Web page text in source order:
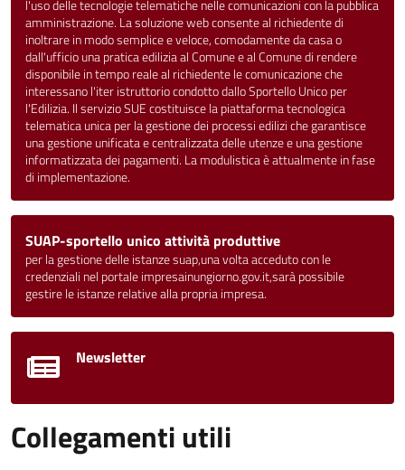
l'uso delle tecnologie telematiche nelle comunicazioni con la pubblica
amministrazione. La soluzione web consente al richiedente di
inoltrare in modo semplice e veloce, comodamente da casa o
dall'ufficio una pratica edilizia al Comune e al Comune di rendere
disponibile in tempo reale al richiedente le comunicazione che
interessano l'iter istruttorio condotto dallo Sportello Unico per
l'Edilizia. Il servizio SUE costituisce la piattaforma tecnologica
telematica unica per la gestione dei processi edilizi che garantisce
una gestione unificata e centralizzata delle utenze e una gestione
informatizzata dei pagamenti. La modulistica è attualmente in fase
di implementazione.
SUAP-sportello unico attività produttive
per la gestione delle istanze suap,una volta acceduto con le
credenziali nel portale impresainungiorno.gov.it,sarà possibile
gestire le istanze relative alla propria impresa.
Newsletter
Collegamenti utili